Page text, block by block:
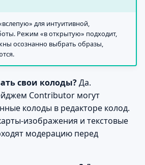
для интуитивной,
Режим «в открытую» подходит,
осознанно выбрать образы,
свои колоды?Да.
Contributor могут
колоды в редакторе колод.
изображения и текстовые
модерацию перед